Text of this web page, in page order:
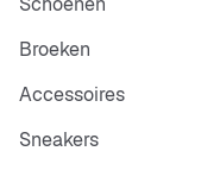
Broeken
Accessoires
Sneakers